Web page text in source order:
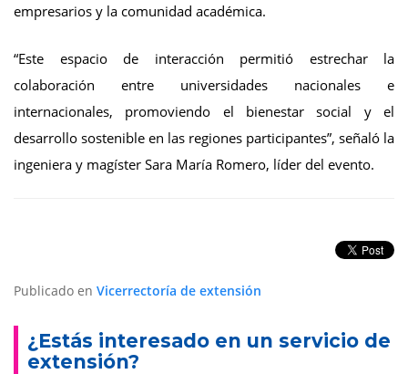
empresarios y la comunidad académica.
“Este espacio de interacción permitió estrechar la
colaboración entre universidades nacionales e
internacionales, promoviendo el bienestar social y el
desarrollo sostenible en las regiones participantes”, señaló la
ingeniera y magíster Sara María Romero, líder del evento.
Publicado en Vicerrectoría de extensión
¿Estás interesado en un servicio de
extensión?